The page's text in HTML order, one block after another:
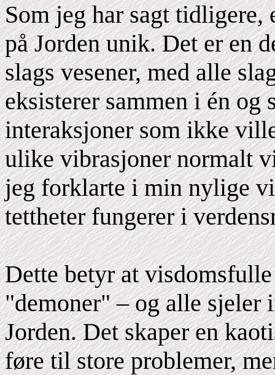
Som jeg har sagt tidligere,
på Jorden unik. Det er en
slags vesener, med alle
eksisterer sammen i én
interaksjoner som ikke
ulike vibrasjoner normalt
jeg forklarte i min nylige
tettheter fungerer i
Dette betyr at
"demoner" – og alle sjeler
Jorden. Det skaper en
føre til store problemer,